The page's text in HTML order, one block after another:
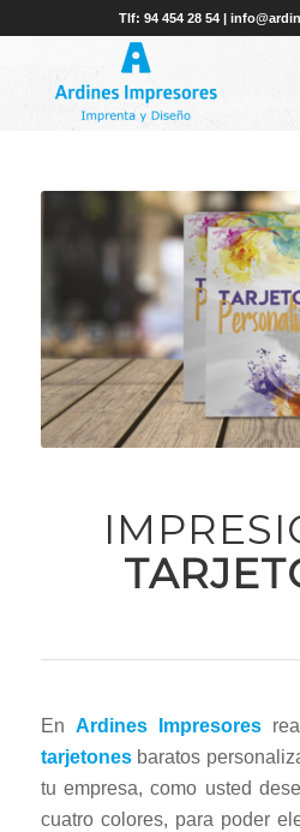
Tlf: 94 454 28 54 |
En Ardines Impresores
tarjetonesbaratos
tu empresa, como usted
cuatro colores, para poder